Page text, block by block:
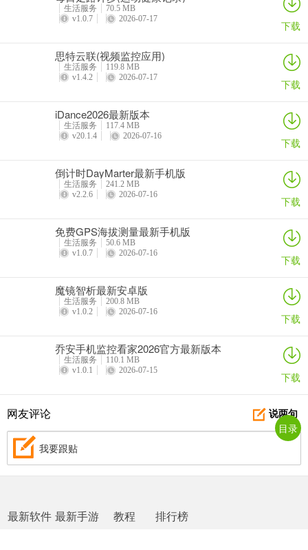
4. 服务卫生情况如何？
一客一换一消毒，保证卫生安全。
5. 可以随时预约吗？
支持24小时线上预约上门按摩服务。
下单后从订单列表页可实时关注技师动态，判断上门服务时间。
平台提供24小时在线客服，下单时可提供及时指引和服务。
打开软件在服务一栏找到要的服务，看好说明后点击提交订单即可查
9. 若商家或技师爽约怎么办？
商家或技师原因导致爽约，手法不满意可退款。
生活服务
70.5 MB
v1.0.7
2026-07-17 下载
思特云联(视频监控应用)
生活服务
119.8 MB
v1.4.2
2026-07-17 下载
iDance2026最新版本
生活服务
117.4 MB
v20.1.4
2026-07-16 下载
倒计时DayMarter最新手机版
生活服务
241.2 MB
v2.2.6
2026-07-16 下载
免费GPS海拔测量最新手机版
生活服务
50.6 MB
v1.0.7
2026-07-16 下载
魔镜智析最新安卓版
生活服务
200.8 MB
v1.0.2
2026-07-16 下载
乔安手机监控看家2026官方最新版本
生活服务
110.1 MB
v1.0.1
2026-07-15 下载
说两句
网友评论
我要跟贴
最新软件 最新手游 教程 排行榜
目录